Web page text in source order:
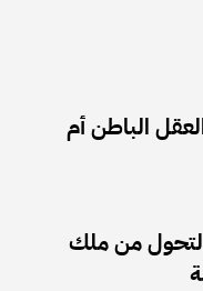
الباطن أم
من ملك